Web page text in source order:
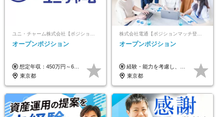
オープンポジション
想定年収：450万円～650万円 ※経験・能力を考慮の上、規定により優遇いたします ※試用期間6ヵ月（その間の給与・待遇に変動はありません）
東京都
オープンポジション
経験・能力を考慮し、当社規定により決定します。 ▼参考情報 ------------ 年収イメージ：500万～1500万
東京都